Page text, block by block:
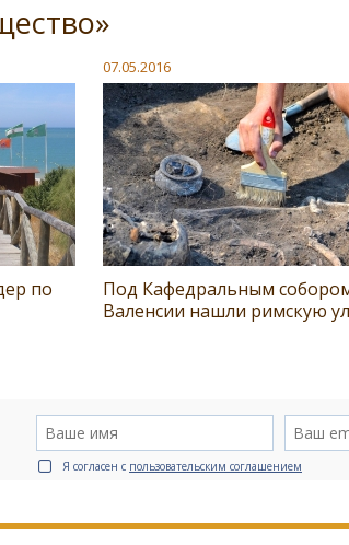
по
07.05.2016
Под Кафедральным
Валенсии нашли римскую
Я согласен с пользовательским соглашением